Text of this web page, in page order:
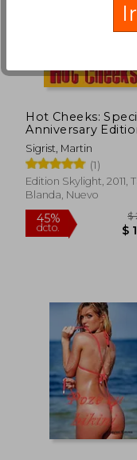
50%
dcto.
Hot Cheeks:
Anniversary
(en Inglés)
Sigrist, Martin
(1)
Edition Skylight, 2011,
Blanda, Nuevo